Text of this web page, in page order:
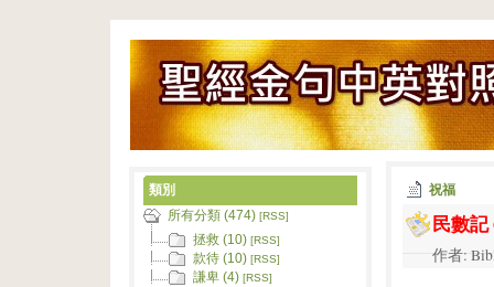
祝福
民數
作者:
類別
所有分類 (474) [RSS]
拯救 (10) [RSS]
款待 (10) [RSS]
謙卑 (4) [RSS]